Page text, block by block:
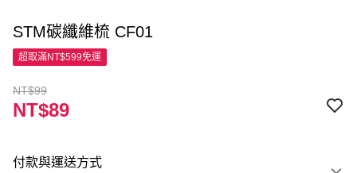
STM碳纖維梳 CF01
超取滿NT$599免運
NT$99
NT$89
付款與運送方式